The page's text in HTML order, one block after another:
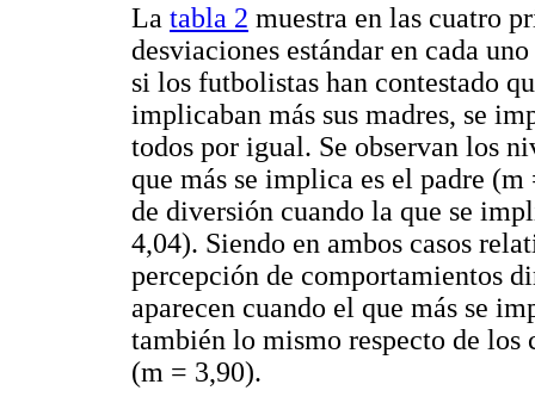
La tabla 2 muestra en las cuatro
desviaciones estándar en cada
si los futbolistas han contestado
implicaban más sus madres, se
todos por igual. Se observan los
que más se implica es el padre
de diversión cuando la que se
4,04). Siendo en ambos casos
percepción de comportamientos
aparecen cuando el que más se
también lo mismo respecto de
(m = 3,90).